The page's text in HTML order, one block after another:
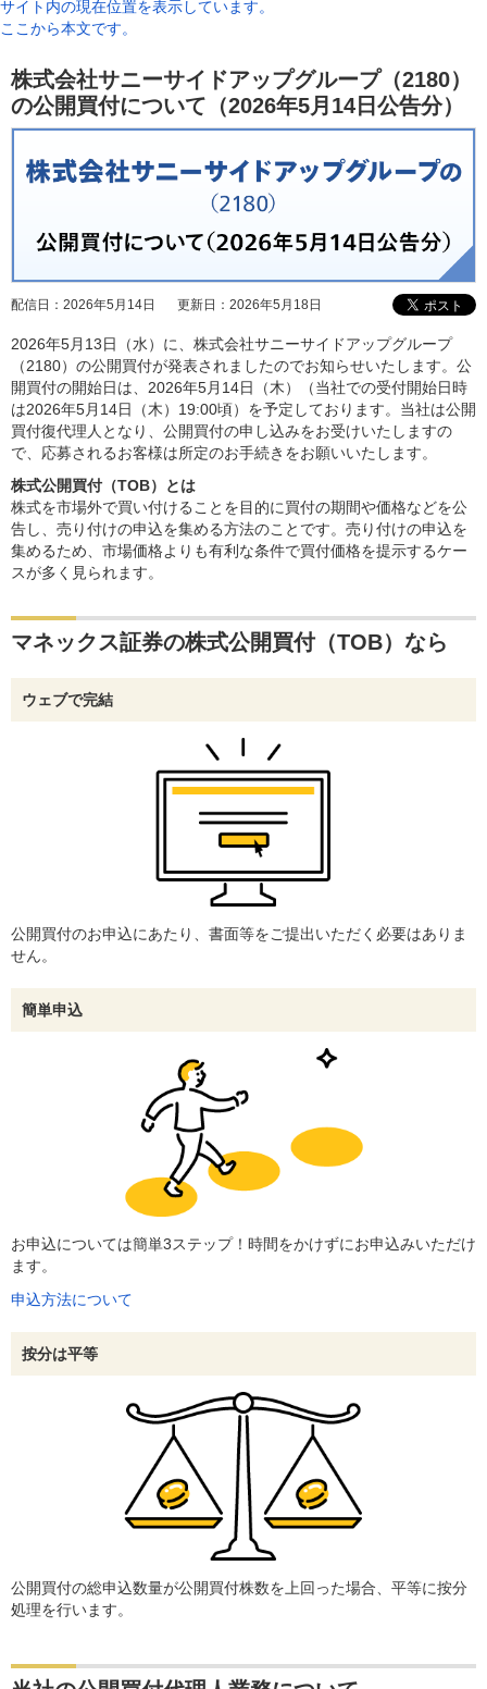
サイト内の現在位置を表示しています。
ここから本文です。
株式会社サニーサイドアップグループ（2180）
の公開買付について（2026年5月14日公告分）
配信日： 2026年5月14日 更新日： 2026年5月18日
2026年5月13日（水）に、株式会社サニーサイドアップグループ
（2180）の公開買付が発表されましたのでお知らせいたします。公
開買付の開始日は、2026年5月14日（木）（当社での受付開始日時
は2026年5月14日（木）19:00頃）を予定しております。当社は公開
買付復代理人となり、公開買付の申し込みをお受けいたしますの
で、応募されるお客様は所定のお手続きをお願いいたします。
株式公開買付（TOB）とは
株式を市場外で買い付けることを目的に買付の期間や価格などを公
告し、売り付けの申込を集める方法のことです。売り付けの申込を
集めるため、市場価格よりも有利な条件で買付価格を提示するケー
スが多く見られます。
マネックス証券の株式公開買付（TOB）なら
ウェブで完結
公開買付のお申込にあたり、書面等をご提出いただく必要はありま
せん。
簡単申込
お申込については簡単3ステップ！時間をかけずにお申込みいただけ
ます。
申込方法について
按分は平等
公開買付の総申込数量が公開買付株数を上回った場合、平等に按分
処理を行います。